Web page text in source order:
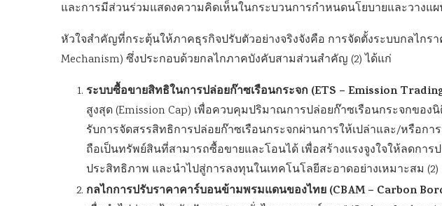
และการมีส่วนร่วมแสดงความคิดเห็นในกระบวนการกำหนดนโยบายและวางแผ
หัวใจสำคัญที่กระตุ้นให้ภาคธุรกิจปรับตัวอย่างจริงจังคือ การจัดตั้งระบบกลไกร
Mechanism) ซึ่งประกอบด้วยกลไกภาคบังคับสามส่วนสำคัญ (2) ได้แก่
ระบบซื้อขายสิทธิในการปล่อยก๊าซเรือนกระจก (ETS – Emission
สูงสุด (Emission Cap) เพื่อควบคุมปริมาณการปล่อยก๊าซเรือนกระจกขอ
รับการจัดสรรสิทธิการปล่อยก๊าซเรือนกระจกผ่านการให้เปล่าและ/หรือกา
ถือเป็นทรัพย์สินที่สามารถซื้อขายและโอนได้ เพื่อสร้างแรงจูงใจให้ลดการ
ประสิทธิภาพ และนำไปสู่การลงทุนในเทคโนโลยีสะอาดอย่างเหมาะสม (2)
กลไกการปรับราคาคาร์บอนข้ามพรมแดนของไทย (CBAM – Carbon